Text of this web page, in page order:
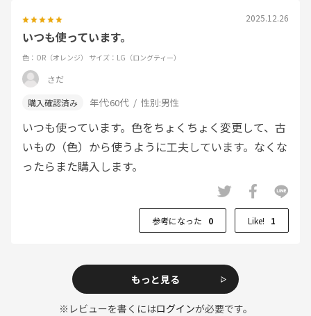
2025.12.26
いつも使っています。
色：OR（オレンジ） サイズ：LG（ロングティー）
さだ
年代:60代 性別:男性
いつも使っています。色をちょくちょく変更して、古
いもの（色）から使うように工夫しています。なくな
ったらまた購入します。
参考になった 0 Like! 1
もっと見る
※レビューを書くにはログインが必要です。